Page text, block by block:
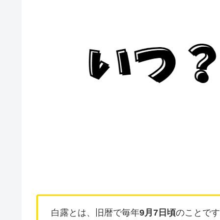
白露とは、旧暦で毎年9月7日頃のことで